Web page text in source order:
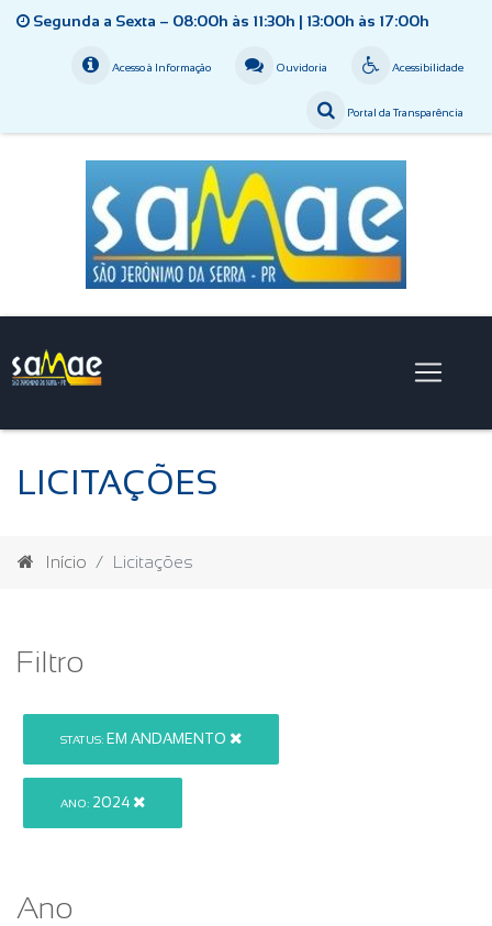
Segunda a Sexta – 08:00h às 11:30h | 13:00h às 17:00h
Acessibilidade
Ouvidoria
Acesso à Informação
Portal da Transparência
LICITAÇÕES
Início Licitações
Filtro
STATUS: EM ANDAMENTO
ANO: 2024
Ano